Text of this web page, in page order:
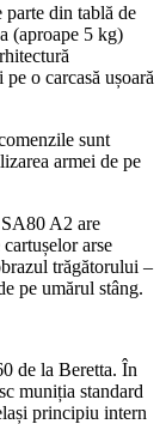
din tablă de
(aproape 5 kg)
o carcasă ușoară
sunt
armei de pe
A2 are
arse
trăgătorului –
pe umărul stâng.
de la Beretta. În
muniția standard
principiu intern